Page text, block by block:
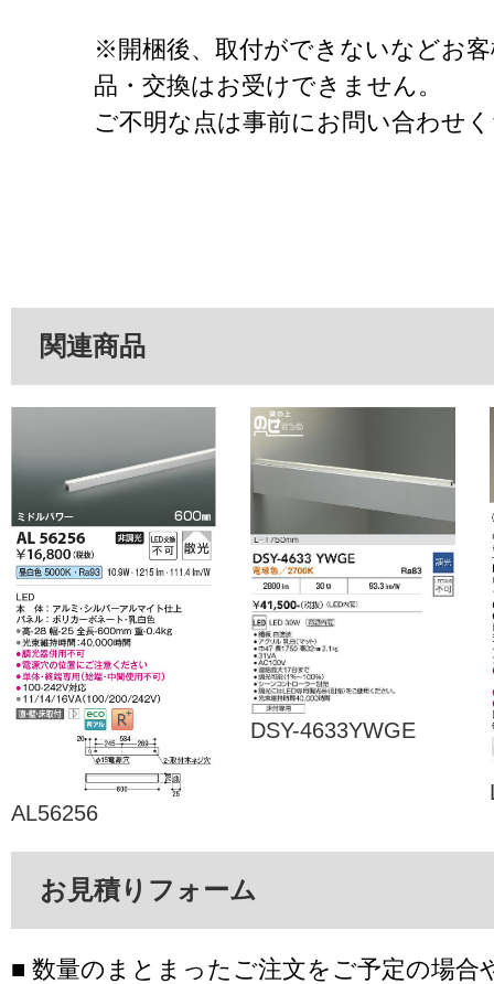
※開梱後、取付ができないなどお
品・交換はお受けできません。
ご不明な点は事前にお問い合わせ
関連商品
AL56256
DSY-4633YWGE
お見積りフォーム
■ 数量のまとまったご注文をご予定の場合